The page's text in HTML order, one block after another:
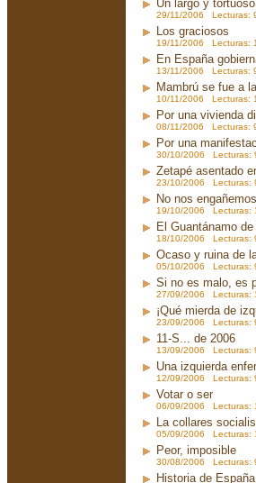
Un largo y
29/11/2006 Lecturas:
Los graciosos
19/11/2006 Lecturas:
En España
13/11/2006 Lecturas:
Mambrú se fue a
10/11/2006 Lecturas:
Por una vivienda
08/11/2006 Lecturas:
Por una
30/10/2006 Lecturas:
Zetapé asentado
23/10/2006 Lecturas:
No nos
19/10/2006 Lecturas:
El Guantánamo
18/10/2006 Lecturas:
Ocaso y ruina de
05/10/2006 Lecturas:
Si no es malo, es
27/09/2006 Lecturas:
¡Qué mierda de
23/09/2006 Lecturas:
11-S... de 2006
13/09/2006 Lecturas:
Una izquierda
12/09/2006 Lecturas:
Votar o ser
06/09/2006 Lecturas:
La collares
05/09/2006 Lecturas:
Peor, imposible
30/08/2006 Lecturas:
Historia de